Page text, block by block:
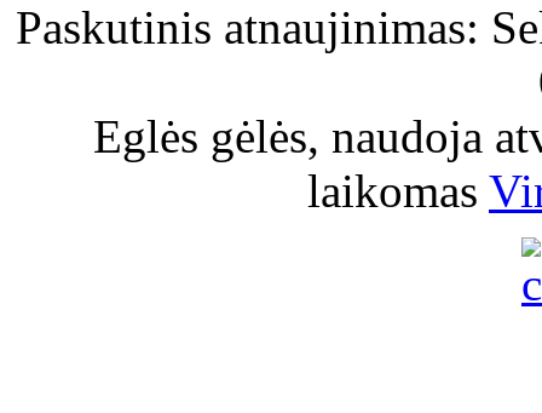
Paskutinis atnaujinimas:
Eglės gėlės, naudoja
laikomas